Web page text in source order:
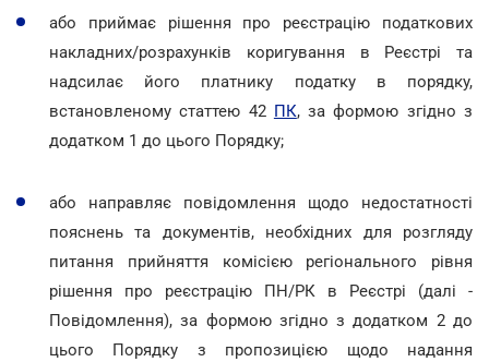
або приймає рішення про реєстрацію податкових
накладних/розрахунків коригування в Реєстрі та
надсилає його платнику податку в порядку,
встановленому статтею 42 ПК, за формою згідно з
додатком 1 до цього Порядку;
або направляє повідомлення щодо недостатності
пояснень та документів, необхідних для розгляду
питання прийняття комісією регіонального рівня
рішення про реєстрацію ПН/РК в Реєстрі (далі -
Повідомлення), за формою згідно з додатком 2 до
цього Порядку з пропозицією щодо надання